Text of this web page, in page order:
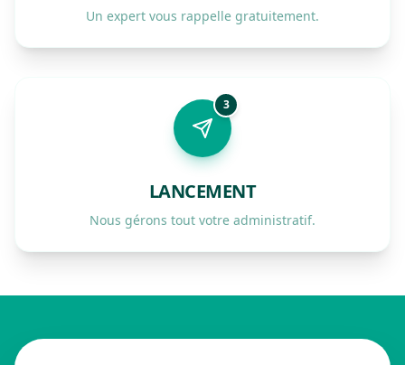
Un expert vous rappelle gratuitement.
3
LANCEMENT
Nous gérons tout votre administratif.